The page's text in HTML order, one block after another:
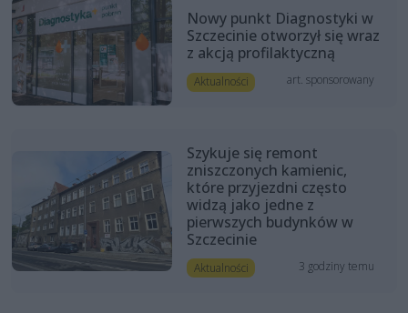
Nowy punkt Diagnostyki w
Szczecinie otworzył się wraz
z akcją profilaktyczną
Aktualności art. sponsorowany
Szykuje się remont
zniszczonych kamienic,
które przyjezdni często
widzą jako jedne z
pierwszych budynków w
Szczecinie
Aktualności 3 godziny temu